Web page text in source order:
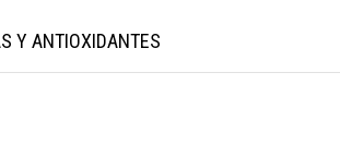
Y ANTIOXIDANTES